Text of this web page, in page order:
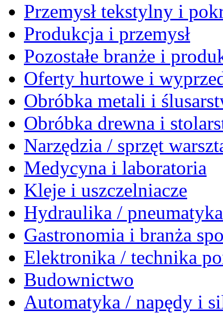
Przemysł tekstylny i
Produkcja i przemysł
Pozostałe branże i
Oferty hurtowe i
Obróbka metali i
Obróbka drewna i
Narzędzia / sprzęt
Medycyna i laboratoria
Kleje i uszczelniacze
Hydraulika /
Gastronomia i branża
Elektronika / technika
Budownictwo
Automatyka / napędy i